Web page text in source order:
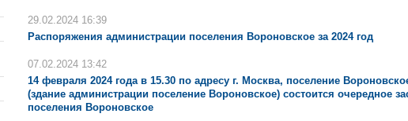
29.02.2024 16:39
Распоряжения администрации поселения Вороновское за 2024 год
07.02.2024 13:42
14 февраля 2024 года в 15.30 по адресу г. Москва, поселение
(здание администрации поселение Вороновское) состоится очередное
поселения Вороновское